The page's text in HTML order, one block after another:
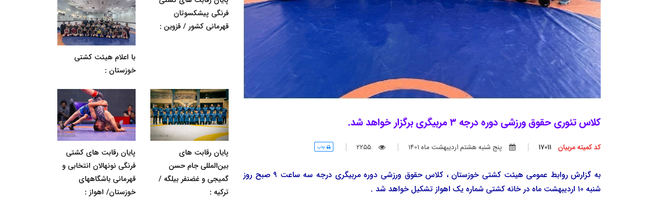
کلاس تئوری حقوق ورزشی دوره درجه 3 مربیگری برگزار خواهد شد.
کد کمیته مربیان پنج شنبه هشتم ارديبهشت ماه 1401 2255 چاپ
به گزارش روابط عمومی هیئت کشتی خوزستان ، کلاس حقوق ورزشی دوره مربیگری درجه سه ساعت 9 صبح روز
شنبه 10 اردیبهشت ماه در خانه کشتی شماره یک اهواز تشکیل خواهد شد .
فرنگی پیشکسوتان
قهرمانی کشور / قزوین :
با اعلام هیئت کشتی
خوزستان :
پایان رقابت های
بین‌المللی جام حسن
گمیجی و غضنفر بیلگه /
ترکیه :
پایان رقابت های کشتی
فرنگی نونهالان انتخابی و
قهرمانی باشگاههای
خوزستان/ اهواز :